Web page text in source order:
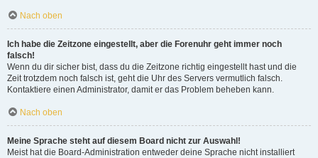
Nach oben
Ich habe die Zeitzone eingestellt, aber die Forenuhr geht immer noch
falsch!
Wenn du dir sicher bist, dass du die Zeitzone richtig eingestellt hast und die
Zeit trotzdem noch falsch ist, geht die Uhr des Servers vermutlich falsch.
Kontaktiere einen Administrator, damit er das Problem beheben kann.
Nach oben
Meine Sprache steht auf diesem Board nicht zur Auswahl!
Meist hat die Board-Administration entweder deine Sprache nicht installiert